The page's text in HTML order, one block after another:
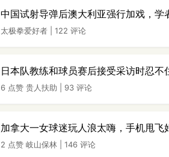
中国试射导弹后澳大利亚强行加戏，学
太极拳爱好者 122 评论
日本队教练和球员赛后接受采访时忍不
6 点赞 贵人扶助 93 评论
加拿大一女球迷玩人浪太嗨，手机甩飞
2 点赞 岐山保林 146 评论